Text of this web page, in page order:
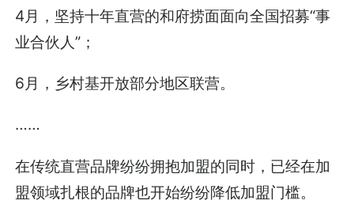
4月，坚持十年直营的和府捞面面向全国招募“事
业合伙人”；
6月，乡村基开放部分地区联营。
……
在传统直营品牌纷纷拥抱加盟的同时，已经在加
盟领域扎根的品牌也开始纷纷降低加盟门槛。